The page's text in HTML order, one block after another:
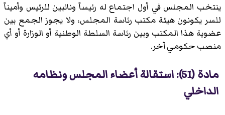
ينتخب المجلس في أول اجتماع له رئيساً ونائبين للرئيس وأميناً
للسر يكونون هيئة مكتب رئاسة المجلس، ولا يجوز الجمع بين
عضوية هذا المكتب وبين رئاسة السلطة الوطنية أو الوزارة أو أي
منصب حكومي آخر.
مادة (51): استقالة أعضاء المجلس ونظامه
الداخلي